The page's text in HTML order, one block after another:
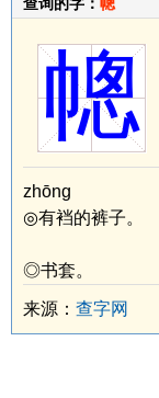
查询的字： 幒
幒
zhōng
◎有裆的裤子。
◎书套。
来源： 查字网